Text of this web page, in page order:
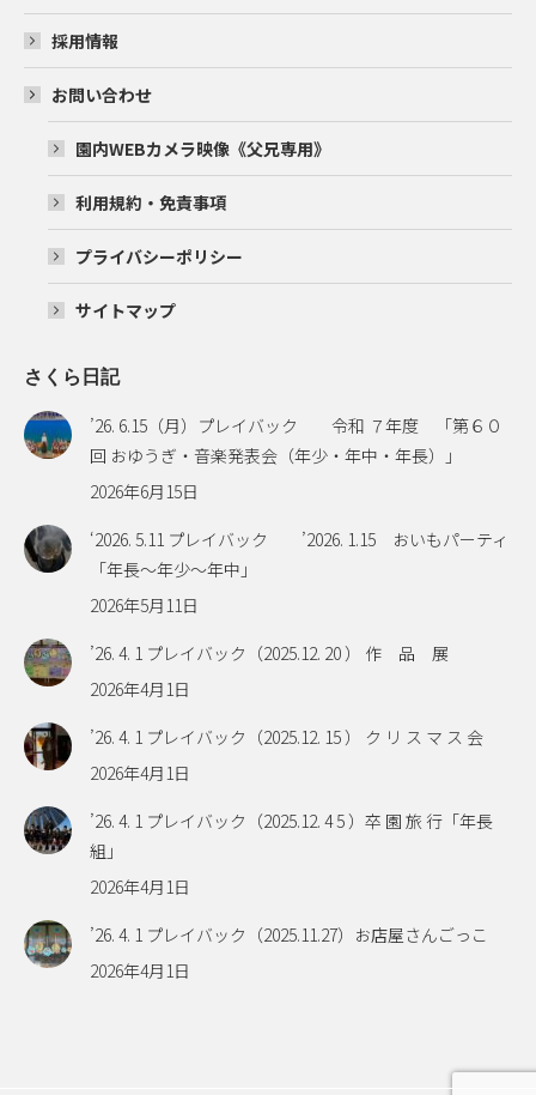
採用情報
お問い合わせ
園内WEBカメラ映像《父兄専用》
利用規約・免責事項
プライバシーポリシー
サイトマップ
さくら日記
’26. 6.15（月）プレイバック 令和 ７年度 「第６０
回 おゆうぎ・音楽発表会（年少・年中・年長）」
2026年6月15日
‘2026. 5.11 プレイバック ’2026. 1.15 おいもパーティ
「年長～年少～年中」
2026年5月11日
’26. 4. 1 プレイバック（2025.12. 20 ） 作 品 展
2026年4月1日
’26. 4. 1 プレイバック（2025.12. 15 ） ク リ ス マ ス 会
2026年4月1日
’26. 4. 1 プレイバック（2025.12. 4 5 ）卒 園 旅 行「年長
組」
2026年4月1日
’26. 4. 1 プレイバック（2025.11.27）お店屋さんごっこ
2026年4月1日